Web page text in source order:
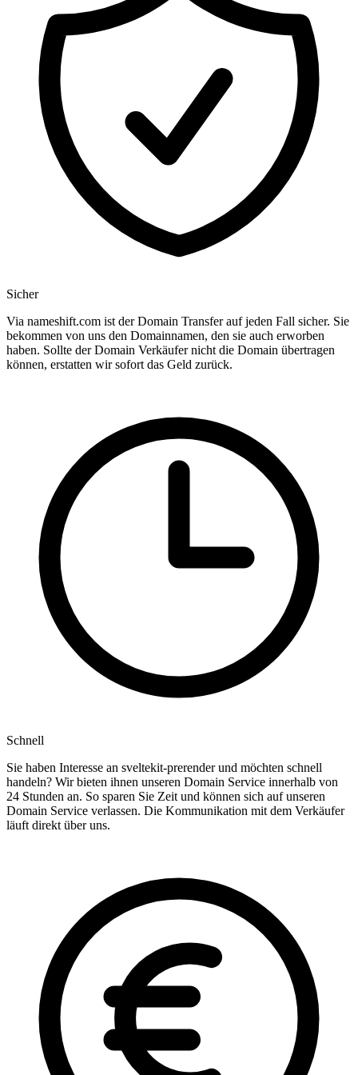
Sicher
Via nameshift.com ist der Domain Transfer auf jeden Fall sicher. Sie
bekommen von uns den Domainnamen, den sie auch erworben
haben. Sollte der Domain Verkäufer nicht die Domain übertragen
können, erstatten wir sofort das Geld zurück.
Schnell
Sie haben Interesse an sveltekit-prerender und möchten schnell
handeln? Wir bieten ihnen unseren Domain Service innerhalb von
24 Stunden an. So sparen Sie Zeit und können sich auf unseren
Domain Service verlassen. Die Kommunikation mit dem Verkäufer
läuft direkt über uns.